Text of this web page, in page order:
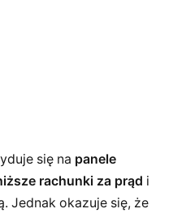
się na panele
rachunki za prąd i
Jednak okazuje się, że